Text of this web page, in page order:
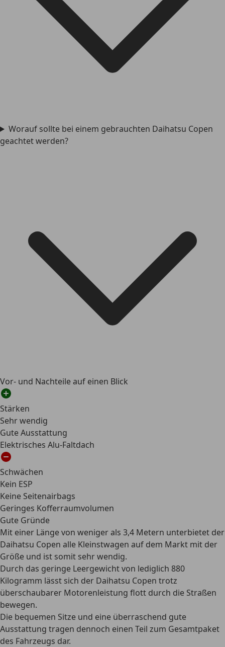
Worauf sollte bei einem gebrauchten Daihatsu Copen
geachtet werden?
Vor- und Nachteile auf einen Blick
Stärken
Sehr wendig
Gute Ausstattung
Elektrisches Alu-Faltdach
Schwächen
Kein ESP
Keine Seitenairbags
Geringes Kofferraumvolumen
Gute Gründe
Mit einer Länge von weniger als 3,4 Metern unterbietet der
Daihatsu Copen alle Kleinstwagen auf dem Markt mit der
Größe und ist somit sehr wendig.
Durch das geringe Leergewicht von lediglich 880
Kilogramm lässt sich der Daihatsu Copen trotz
überschaubarer Motorenleistung flott durch die Straßen
bewegen.
Die bequemen Sitze und eine überraschend gute
Ausstattung tragen dennoch einen Teil zum Gesamtpaket
des Fahrzeugs dar.